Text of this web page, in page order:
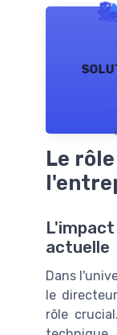
Le
actuelle
Dans
le
rôle